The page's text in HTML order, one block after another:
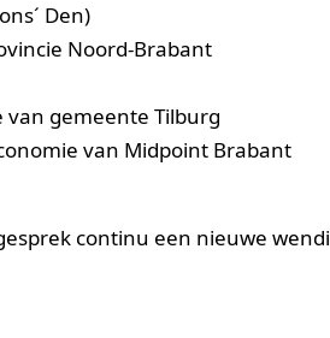
Den)
Noord-Brabant
gemeente Tilburg
van Midpoint Brabant
continu een nieuwe